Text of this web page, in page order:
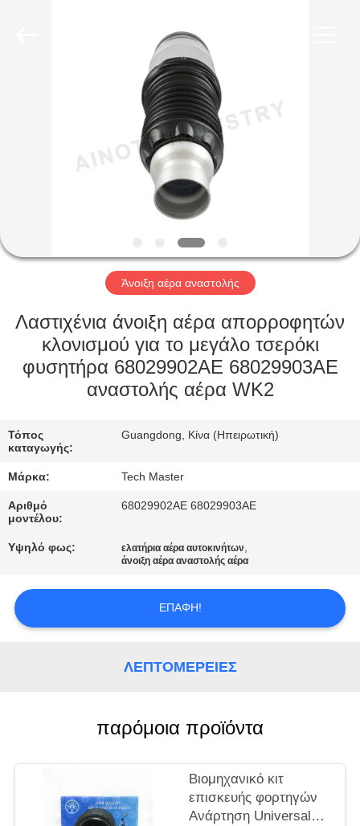
ΣΧΕΤΙΚΆ
ΜΕ
ΞΕΝΆΓΗΣΗ
ΣΤΟ
ΕΡΓΟΣΤΆΣΙΟ
ΕΛΕΓΧΟΣ
ΠΟΙΌΤΗΤΑΣ
ΕΠΙΚΟΙΝΩΝΉΣΤΕ
ΜΑΖΊ
ΝΈΑ
ΠΡΟΣΦΟΡΆ
ΙΣΤΌΤΟΠΟΥ
Άνοιξη αέρα αναστολής
Λαστιχένια άνοιξη αέρα απορροφητών
κλονισμού για το μεγάλο τσερόκι
φυσητήρα 68029902AE 68029903AE
αναστολής αέρα WK2
Τόπος
καταγωγής:
Guangdong, Κίνα (Ηπειρωτική)
Μάρκα: Tech Master
Αριθμό
μοντέλου:
68029902AE 68029903AE
Υψηλό φως: ελατήρια αέρα αυτοκινήτων,
άνοιξη αέρα αναστολής αέρα
ΕΠΑΦΉ!
ΛΕΠΤΟΜΈΡΕΙΕΣ
παρόμοια προϊόντα
Βιομηχανικό κιτ
επισκευής φορτηγών
Ανάρτηση Universal